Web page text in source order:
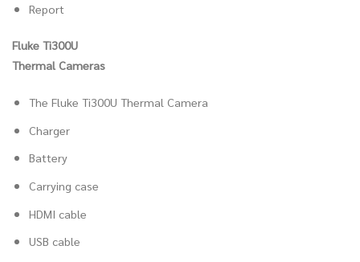
Report
Fluke Ti300U
Thermal Cameras
The Fluke Ti300U Thermal Camera
Charger
Battery
Carrying case
HDMI cable
USB cable